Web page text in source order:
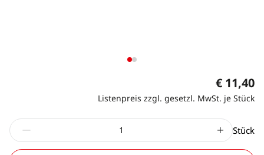
€ 11,40
Listenpreis zzgl. gesetzl. MwSt. je Stück
Stück